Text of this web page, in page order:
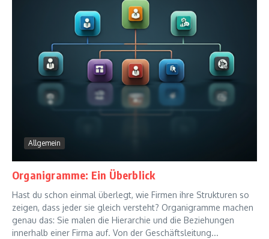
Allgemein
Organigramme: Ein Überblick
Hast du schon einmal überlegt, wie Firmen ihre Strukturen so
zeigen, dass jeder sie gleich versteht? Organigramme machen
genau das: Sie malen die Hierarchie und die Beziehungen
innerhalb einer Firma auf. Von der Geschäftsleitung...